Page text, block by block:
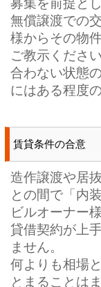
募集を前提と
無償譲渡での
様からその物
ご教示くださ
合わない状態
にはある程度
賃貸条件の合意
造作譲渡や居
との間で「内
ビルオーナー
貸借契約が上
ません。
何よりも相場
とまることは